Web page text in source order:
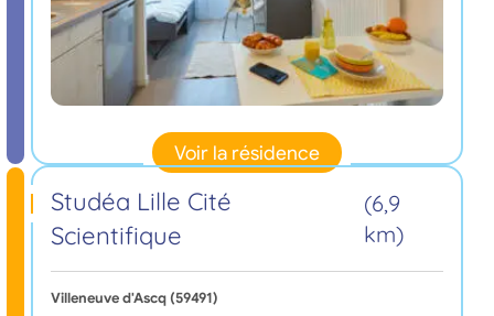
Voir la résidence
Studéa Lille Cité
Scientifique
(6,9
km)
Villeneuve d'Ascq (59491)